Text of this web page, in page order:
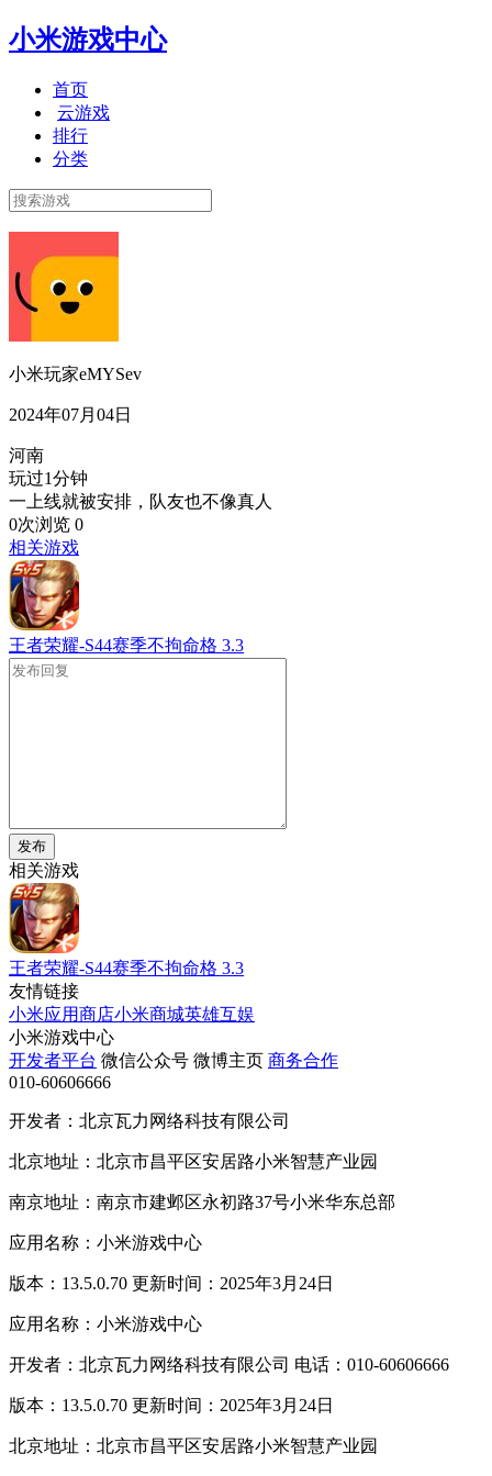
小米游戏中心
首页
云游戏
排行
分类
小米玩家eMYSev
2024年07月04日
河南
玩过1分钟
一上线就被安排，队友也不像真人
0次浏览 0
相关游戏
王者荣耀-S44赛季不拘命格 3.3
发布
相关游戏
王者荣耀-S44赛季不拘命格 3.3
友情链接
小米应用商店小米商城英雄互娱
小米游戏中心
开发者平台 微信公众号 微博主页 商务合作
010-60606666
开发者：北京瓦力网络科技有限公司
北京地址：北京市昌平区安居路小米智慧产业园
南京地址：南京市建邺区永初路37号小米华东总部
应用名称：小米游戏中心
版本：13.5.0.70 更新时间：2025年3月24日
应用名称：小米游戏中心
开发者：北京瓦力网络科技有限公司 电话：010-60606666
版本：13.5.0.70 更新时间：2025年3月24日
北京地址：北京市昌平区安居路小米智慧产业园